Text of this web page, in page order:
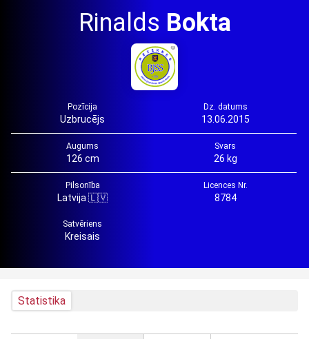
Rinalds Bokta
Pozīcija
Uzbrucējs
Dz. datums
13.06.2015
Augums
126 cm
Svars
26 kg
Pilsonība
Latvija 🇱🇻
Licences Nr.
8784
Satvēriens
Kreisais
Statistika